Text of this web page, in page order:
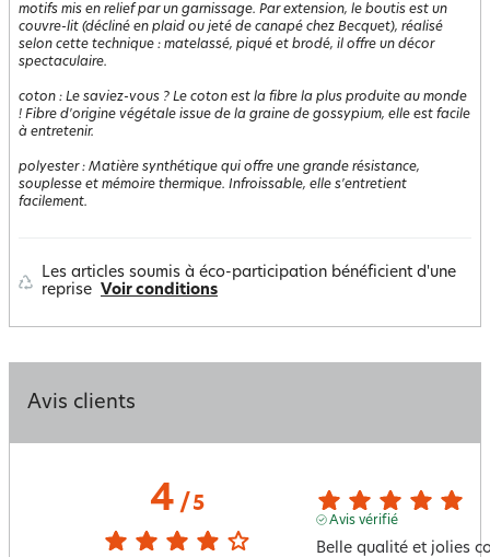
motifs mis en relief par un garnissage. Par extension, le boutis est un
couvre-lit (décliné en plaid ou jeté de canapé chez Becquet), réalisé
selon cette technique : matelassé, piqué et brodé, il offre un décor
spectaculaire.
coton : Le saviez-vous ? Le coton est la fibre la plus produite au monde
! Fibre d'origine végétale issue de la graine de gossypium, elle est facile
à entretenir.
polyester: Matière synthétique qui offre une grande résistance,
souplesse et mémoire thermique. Infroissable, elle s'entretient
facilement.
Les articles soumis à éco-participation bénéficient d'une
reprise Voir conditions
Avis clients
4/ 5
Avis vérifié
Belle qualité et jolies